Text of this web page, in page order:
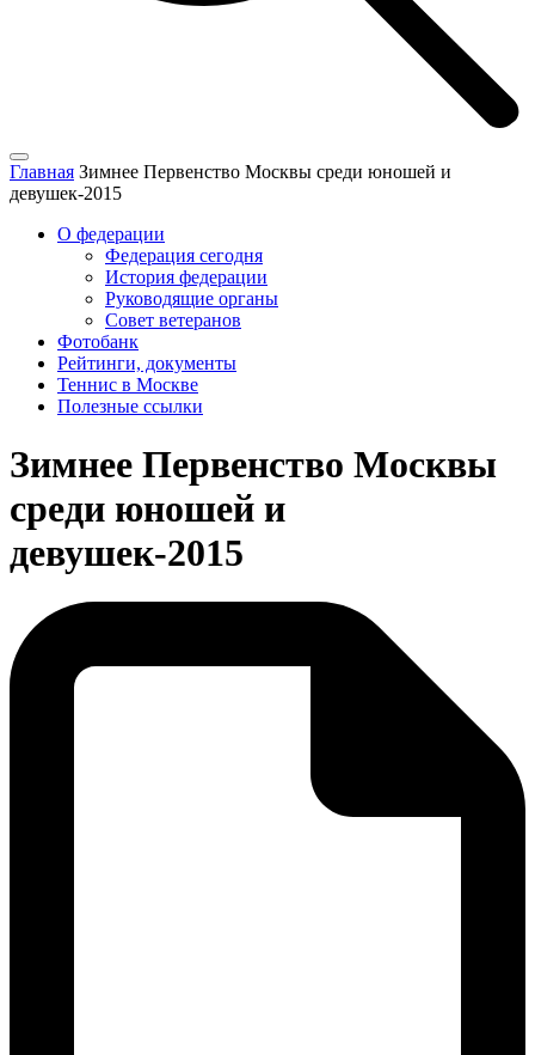
Главная Зимнее Первенство Москвы среди юношей и
девушек-2015
О федерации
Федерация сегодня
История федерации
Руководящие органы
Совет ветеранов
Фотобанк
Рейтинги, документы
Теннис в Москве
Полезные ссылки
Зимнее Первенство Москвы
среди юношей и
девушек-2015